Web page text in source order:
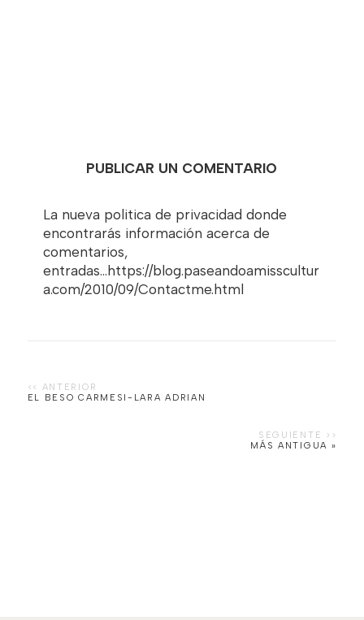
PUBLICAR UN COMENTARIO
La nueva politica de privacidad donde
encontrarás información acerca de
comentarios,
entradas...https://blog.paseandoamisscultur
a.com/2010/09/Contactme.html
EL BESO CARMESI-LARA ADRIAN
MÁS ANTIGUA »